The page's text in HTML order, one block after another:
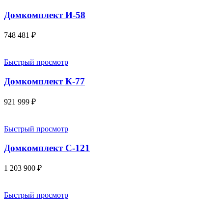
Домкомплект И-58
748 481 ₽
Быстрый просмотр
Домкомплект К-77
921 999 ₽
Быстрый просмотр
Домкомплект С-121
1 203 900 ₽
Быстрый просмотр